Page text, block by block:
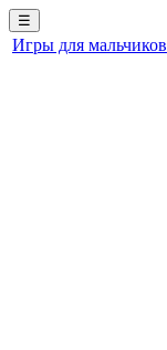
☰
Игры для мальчиков